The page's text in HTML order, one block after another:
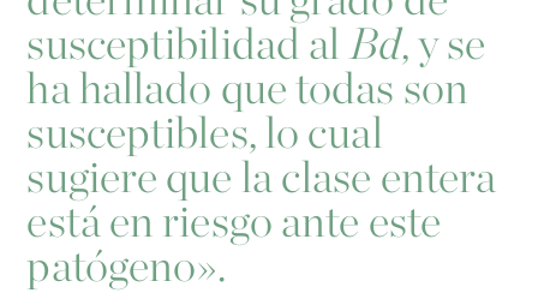
susceptibilidad al Bd, y se
ha hallado que todas son
susceptibles, lo cual
sugiere que la clase entera
está en riesgo ante este
patógeno».